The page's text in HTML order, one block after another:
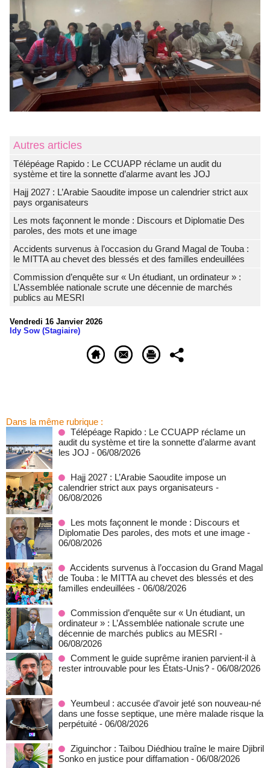
Autres articles
Télépéage Rapido : Le CCUAPP réclame un audit du
système et tire la sonnette d’alarme avant les JOJ
Hajj 2027 : L’Arabie Saoudite impose un calendrier strict aux
pays organisateurs
Les mots façonnent le monde : Discours et Diplomatie Des
paroles, des mots et une image
Accidents survenus à l’occasion du Grand Magal de Touba :
le MITTA au chevet des blessés et des familles endeuillées
Commission d’enquête sur « Un étudiant, un ordinateur » :
L’Assemblée nationale scrute une décennie de marchés
publics au MESRI
Vendredi 16 Janvier 2026
Idy Sow (Stagiaire)
Dans la même rubrique :
Télépéage Rapido : Le CCUAPP réclame un
audit du système et tire la sonnette d’alarme avant
les JOJ - 06/08/2026
Hajj 2027 : L’Arabie Saoudite impose un
calendrier strict aux pays organisateurs -
06/08/2026
Les mots façonnent le monde : Discours et
Diplomatie Des paroles, des mots et une image -
06/08/2026
Accidents survenus à l’occasion du Grand Magal
de Touba : le MITTA au chevet des blessés et des
familles endeuillées - 06/08/2026
Commission d’enquête sur « Un étudiant, un
ordinateur » : L’Assemblée nationale scrute une
décennie de marchés publics au MESRI -
06/08/2026
Comment le guide suprême iranien parvient-il à
rester introuvable pour les États-Unis? - 06/08/2026
Yeumbeul : accusée d’avoir jeté son nouveau-né
dans une fosse septique, une mère malade risque la
perpétuité - 06/08/2026
Ziguinchor : Taïbou Diédhiou traîne le maire Djibril
Sonko en justice pour diffamation - 06/08/2026